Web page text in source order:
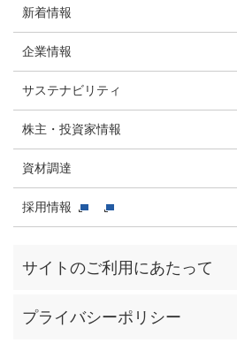
新着情報
企業情報
サステナビリティ
株主・投資家情報
資材調達
採用情報
サイトのご利用にあたって
プライバシーポリシー